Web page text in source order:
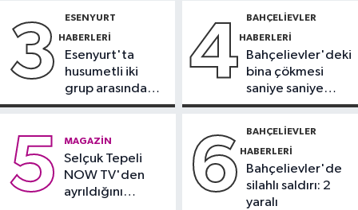
Yelken Yarışları'nda ilk günün
sonuçları belli oldu
operasyonu
3 ESENYURT
HABERLERI
Esenyurt'ta
husumetli iki
grup arasında
silahlı kavga
4 BAHÇELIEVLER
HABERLERI
Bahçelievler'deki
bina çökmesi
saniye saniye
görüntülendi
5 MAGAZIN
Selçuk Tepeli
NOW TV'den
ayrıldığını
6 BAHÇELIEVLER
HABERLERI
Bahçelievler'de
silahlı saldırı: 2
yaralı